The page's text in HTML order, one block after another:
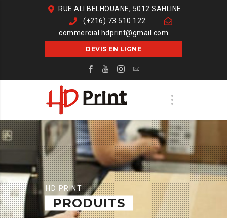
RUE ALI BELHOUANE, 5012 SAHLINE
(+216) 73 510 122
commercial.hdprint@gmail.com
DEVIS EN LIGNE
HD PRINT
PRODUITS